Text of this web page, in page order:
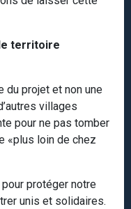
territoire
du projet et non une
villages
pour ne pas tomber
«plus loin de chez
protéger notre
unis et solidaires.